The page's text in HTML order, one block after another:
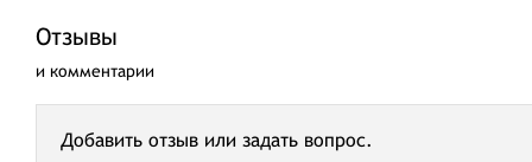
Отзывы
и комментарии
Добавить отзыв или задать вопрос.